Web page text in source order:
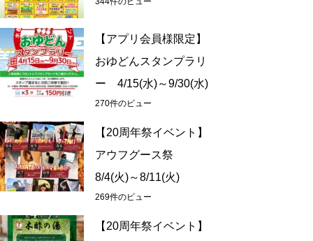
【アプリ会員様限定】
おゆどんスタンプラリ
ー 4/15(水)～9/30(水)
270件のビュー
【20周年祭イベント】
アウフグース祭
8/4(火)～8/11(火)
269件のビュー
【20周年祭イベント】